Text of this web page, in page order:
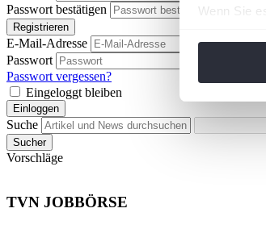
Wenn Sie
Wir
Passwort bestätigen
Registrieren
E-Mail-Adresse
Passwort
Passwort
Passwort vergessen?
Eingeloggt bleiben
Einloggen
Suche
Sucher
Vorschläge
TVN JOBBÖRSE